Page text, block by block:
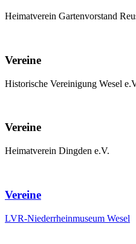
Heimatverein Gartenvorstand
Vereine
Historische Vereinigung Wesel
Vereine
Heimatverein Dingden e.V.
Vereine
LVR-Niederrheinmuseum Wesel